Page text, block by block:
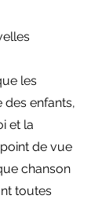
les
des enfants,
et la
de vue
chanson
toutes